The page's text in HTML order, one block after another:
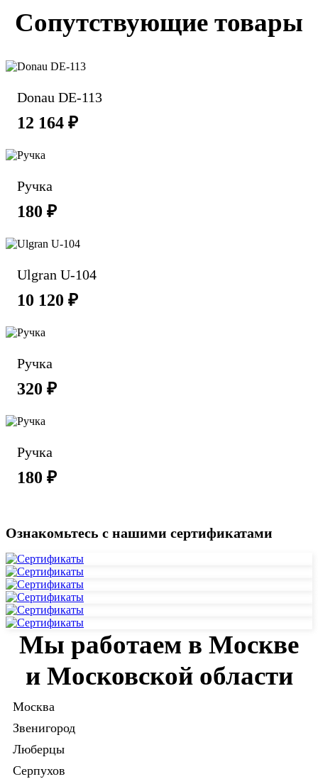
Сопутствующие товары
Donau DE-113
12 164 ₽
Ручка
180 ₽
Ulgran U-104
10 120 ₽
Ручка
320 ₽
Ручка
180 ₽
Ознакомьтесь с нашими сертификатами
Мы работаем в Москве
и Московской области
Москва
Звенигород
Люберцы
Серпухов